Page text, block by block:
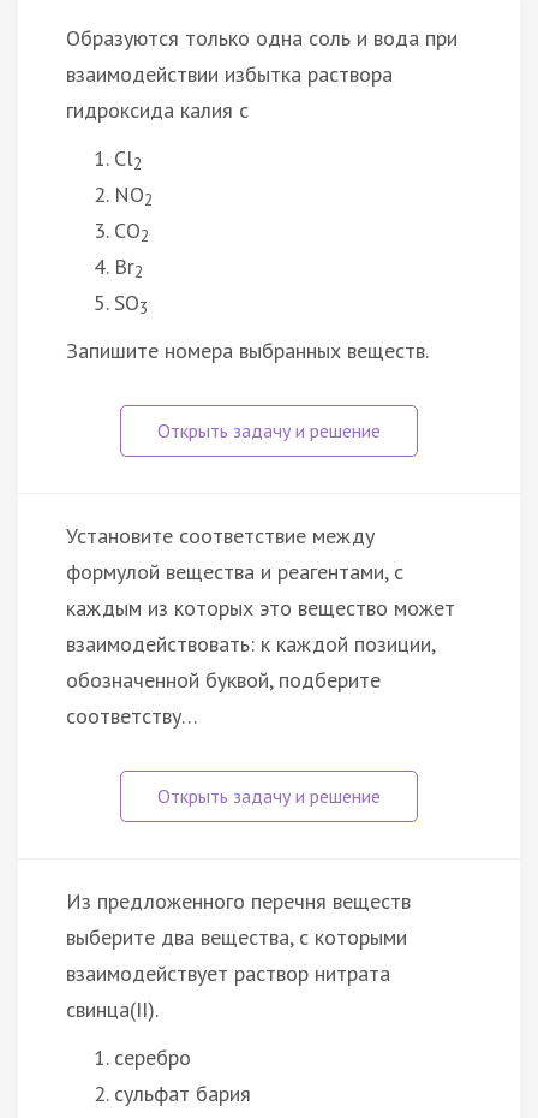
Образуются только одна соль и вода при
взаимодействии избытка раствора
гидроксида калия с
Cl2
NO2
CO2
Br2
SO3
Запишите номера выбранных веществ.
Установите соответствие между
формулой вещества и реагентами, с
каждым из которых это вещество может
взаимодействовать: к каждой позиции,
обозначенной буквой, подберите
соответству…
Из предложенного перечня веществ
выберите два вещества, с которыми
взаимодействует раствор нитрата
свинца(II).
серебро
сульфат бария